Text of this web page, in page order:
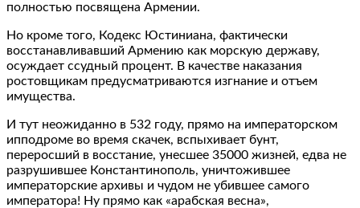
полностью посвящена Армении.
Но кроме того, Кодекс Юстиниана, фактически
восстанавливавший Армению как морскую державу,
осуждает ссудный процент. В качестве наказания
ростовщикам предусматриваются изгнание и отъем
имущества.
И тут неожиданно в 532 году, прямо на императорском
ипподроме во время скачек, вспыхивает бунт,
переросший в восстание, унесшее 35000 жизней, едва не
разрушившее Константинополь, уничтожившее
императорские архивы и чудом не убившее самого
императора! Ну прямо как «арабская весна»,